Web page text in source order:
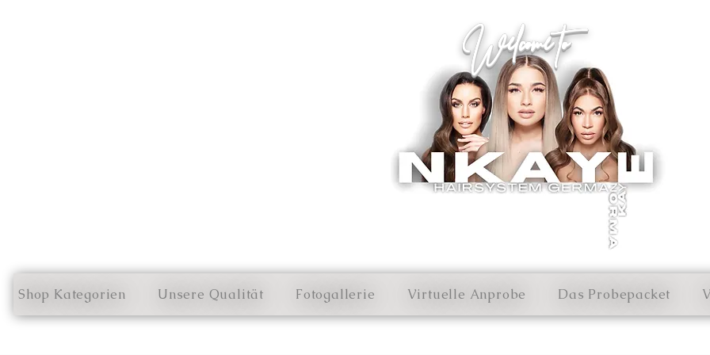
Welcome to
Shop Kategorien Unsere Qualität Fotogallerie Virtuelle Anprobe Das Probepacket